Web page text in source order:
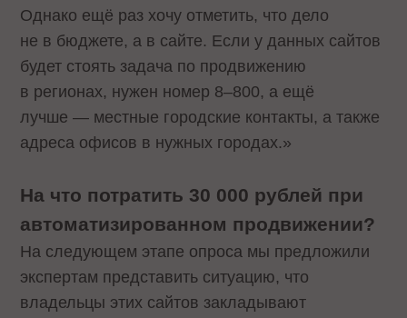
Однако ещё раз хочу отметить, что дело
не в бюджете, а в сайте. Если у данных сайтов
будет стоять задача по продвижению
в регионах, нужен номер 8–800, а ещё
лучше — местные городские контакты, а также
адреса офисов в нужных городах.»
На что потратить 30 000 рублей при
автоматизированном продвижении?
На следующем этапе опроса мы предложили
экспертам представить ситуацию, что
владельцы этих сайтов закладывают